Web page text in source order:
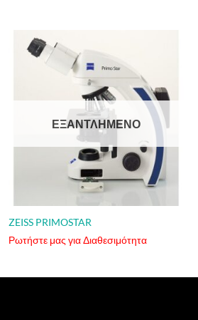
ΕΞΑΝΤΛΗΜΈΝΟ
ZEISS PRIMOSTAR
Ρωτήστε μας για Διαθεσιμότητα